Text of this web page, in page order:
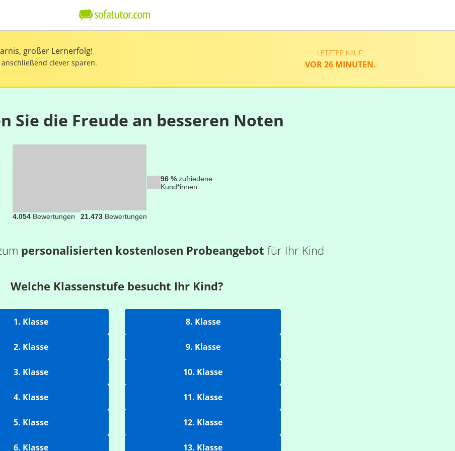
großer Lernerfolg!
clever sparen.
LETZTER KAUF:
VOR 26 MINUTEN.
Sie die Freude an besseren Noten
4.054Bewertungen 21.473Bewertungen
96 %zufriedene
Kund*innen
personalisierten kostenlosen Probeangebot für Ihr Kind
Welche Klassenstufe besucht Ihr Kind?
1. Klasse
2. Klasse
3. Klasse
4. Klasse
5. Klasse
6. Klasse
8. Klasse
9. Klasse
10. Klasse
11. Klasse
12. Klasse
13. Klasse